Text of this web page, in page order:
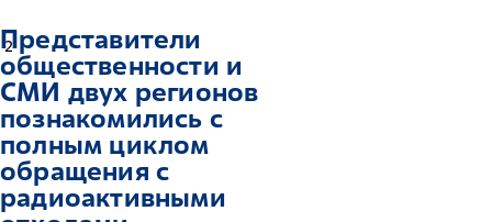
2
Представители
общественности и
СМИ двух регионов
познакомились с
полным циклом
обращения с
радиоактивными